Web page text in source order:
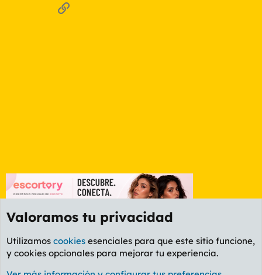
Enlace
Foro General
Valoramos tu privacidad
Utilizamos cookies esenciales para que este sitio funcione,
y cookies opcionales para mejorar tu experiencia.